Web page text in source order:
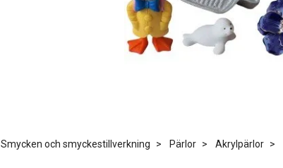
Smycken och smyckestillverkning Pärlor Akrylpärlor